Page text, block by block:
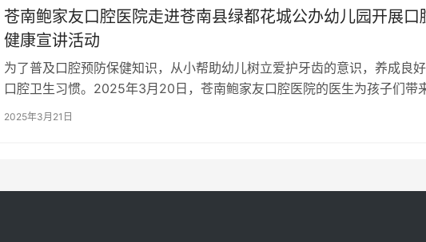
苍南鲍家友口腔医院走进苍南县绿都花城公办幼儿园开展口
健康宣讲活动
为了普及口腔预防保健知识，从小帮助幼儿树立爱护牙齿的意识，养成良
口腔卫生习惯。2025年3月20日，苍南鲍家友口腔医院的医生为孩子们带
一场生动有趣的口腔健康知识讲座，旨在通…
2025年3月21日